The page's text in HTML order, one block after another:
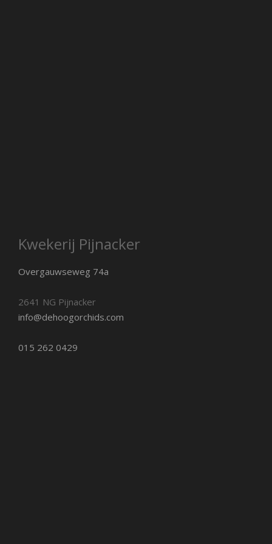
Kwekerij Pijnacker
Overgauwseweg 74a
2641 NG Pijnacker
info@dehoogorchids.com
015 262 0429